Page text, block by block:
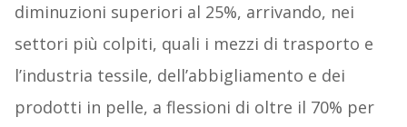
diminuzioni superiori al 25%, arrivando, nei
settori più colpiti, quali i mezzi di trasporto e
l’industria tessile, dell’abbigliamento e dei
prodotti in pelle, a flessioni di oltre il 70% per